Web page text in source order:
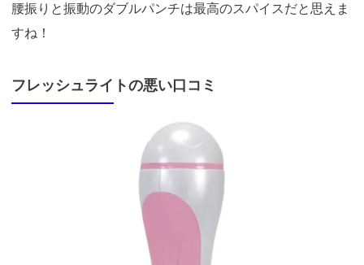
腰振りと振動のダブルパンチは最高のスパイスだと思えま
すね！
フレッシュライトの悪い口コミ